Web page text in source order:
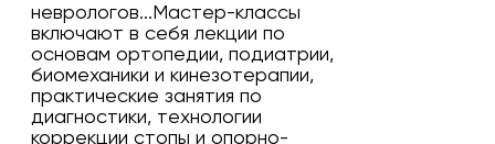
неврологов...Мастер-классы
включают в себя лекции по
основам ортопедии, подиатрии,
биомеханики и кинезотерапии,
практические занятия по
диагностики, технологии
коррекции стопы и опорно-